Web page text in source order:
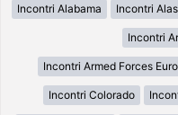
Incontri Alabama Incontri
Incontri
Incontri Armed Forces
Incontri Colorado